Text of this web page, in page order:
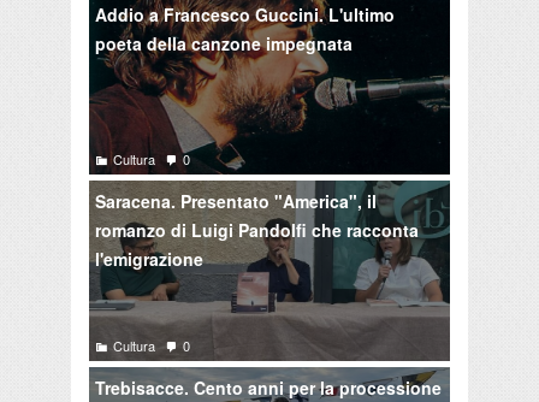
Addio a Francesco Guccini. L'ultimo
poeta della canzone impegnata
Cultura 0
Saracena. Presentato "America", il
romanzo di Luigi Pandolfi che racconta
l'emigrazione
Cultura 0
Trebisacce. Cento anni per la processione